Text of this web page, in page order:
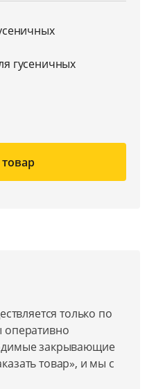
гусеничных
только по
оперативно
закрывающие
товар», и мы с